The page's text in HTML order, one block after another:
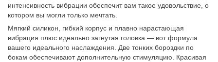
интенсивность вибрации обеспечит вам такое удовольствие, о
котором вы могли только мечтать.
Мягкий силикон, гибкий корпус и плавно нарастающая
вибрация плюс идеально загнутая головка — вот формула
вашего идеального наслаждения. Две тонких бороздки по
бокам обеспечивают дополнительную стимуляцию. Красивая